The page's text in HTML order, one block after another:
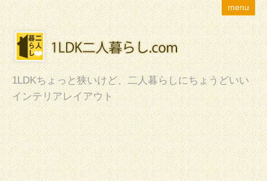
menu
1LDKちょっと狭いけど、二人暮らしにちょうどいい
インテリアレイアウト